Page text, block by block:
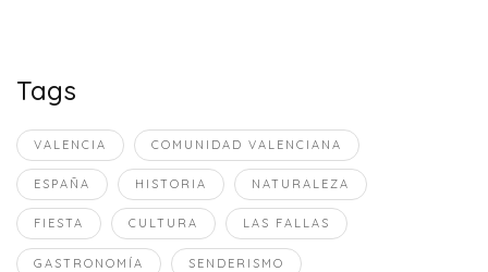
Tags
VALENCIA COMUNIDAD VALENCIANA
ESPAÑA HISTORIA NATURALEZA
FIESTA CULTURA LAS FALLAS
GASTRONOMÍA SENDERISMO